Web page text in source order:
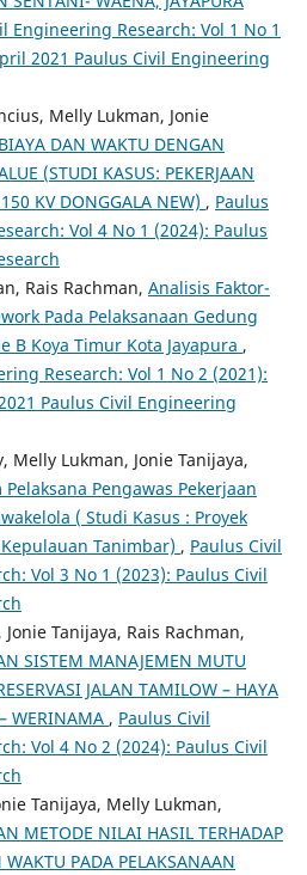
Engineering Research: Vol 1 No 1
2021 Paulus Civil Engineering
Melly Lukman, Jonie
DAN WAKTU DENGAN
(STUDI KASUS: PEKERJAAN
KV DONGGALA NEW) , Paulus
Vol 4 No 1 (2024): Paulus
Rais Rachman, Analisis Faktor-
Pada Pelaksanaan Gedung
B Koya Timur Kota Jayapura ,
Research: Vol 1 No 2 (2021):
Paulus Civil Engineering
Melly Lukman, Jonie Tanijaya,
Pengawas Pekerjaan
( Studi Kasus : Proyek
Tanimbar) , Paulus Civil
Vol 3 No 1 (2023): Paulus Civil
Tanijaya, Rais Rachman,
SISTEM MANAJEMEN MUTU
JALAN TAMILOW – HAYA
WERINAMA , Paulus Civil
Vol 4 No 2 (2024): Paulus Civil
Tanijaya, Melly Lukman,
METODE NILAI HASIL TERHADAP
PADA PELAKSANAAN